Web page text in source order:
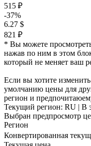
515 ₽
-37%
6.27 $
821 ₽
* Вы можете
нажав по ним в этом
который не меняет ваш
Если вы хотите
умолчанию цены для
регион и
Текущий регион: RU | В
Выбран предпросмотр
Регион
Конвертированная